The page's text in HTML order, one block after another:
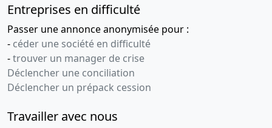
Entreprises en difficulté
Passer une annonce anonymisée pour :
- céder une société en difficulté
-trouver un manager de crise
Déclencher une conciliation
Déclencher un prépack cession
Travailler avec nous